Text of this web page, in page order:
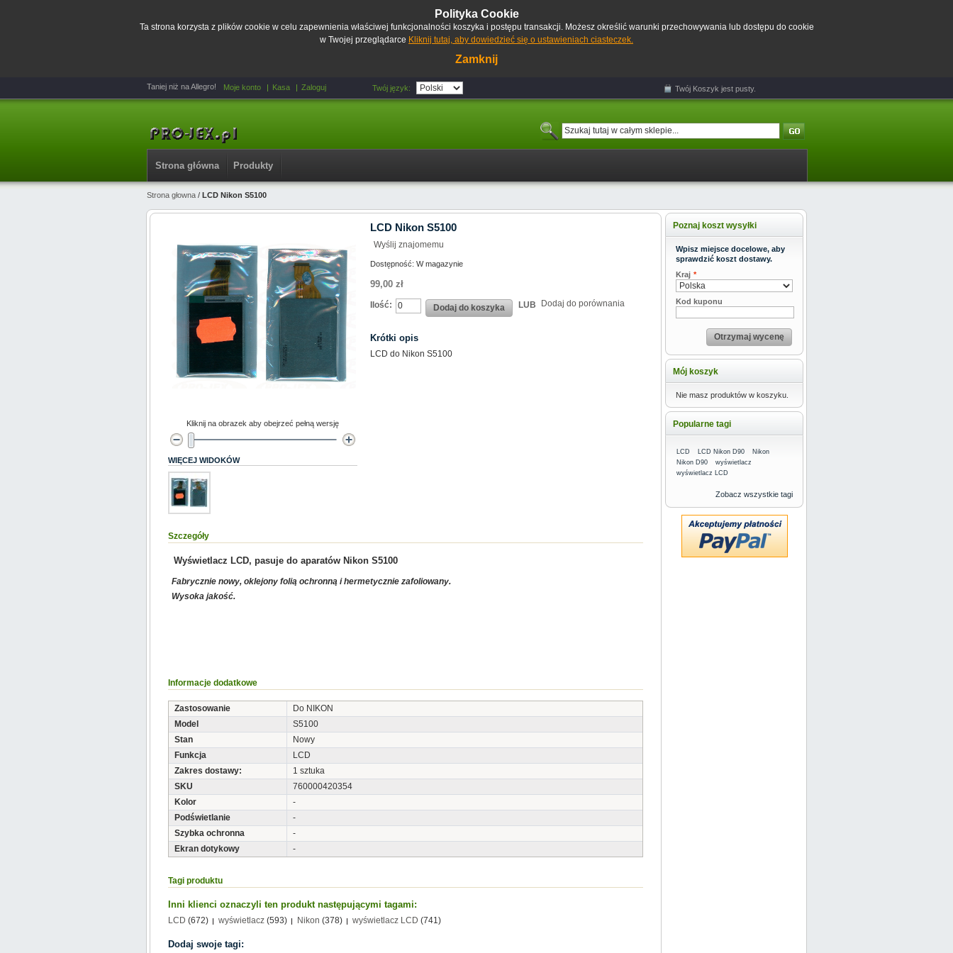
Polityka Cookie
Ta strona korzysta z plików cookie w celu zapewnienia właściwej funkcjonalności koszyka i postępu transakcji. Możesz określić warunki przechowywania lub dostępu do cookie
w Twojej przeglądarce Kliknij tutaj, aby dowiedzieć się o ustawieniach ciasteczek.
Zamknij
Taniej niż na Allegro! Moje konto Kasa Zaloguj Twój Koszyk jest pusty.
Twój język:
Strona główna Produkty
Strona głowna / LCD Nikon S5100
LCD Nikon S5100
Wyślij znajomemu
Dostępność: W magazynie
99,00 zł
Ilość: Dodaj do koszyka LUB Dodaj do porównania
Krótki opis
LCD do Nikon S5100
Kliknij na obrazek aby obejrzeć pełną wersję
WIĘCEJ WIDOKÓW
Szczegóły
Wyświetlacz LCD, pasuje do aparatów Nikon S5100
Fabrycznie nowy, oklejony folią ochronną i hermetycznie zafoliowany.
Wysoka jakość.
Informacje dodatkowe
Zastosowanie
Do NIKON
Model
S5100
Stan
Nowy
Funkcja
LCD
Zakres dostawy:
1 sztuka
SKU
760000420354
Kolor
-
Podświetlanie
-
Szybka ochronna
-
Ekran dotykowy
-
Tagi produktu
Inni klienci oznaczyli ten produkt następującymi tagami:
LCD (672) wyświetlacz (593) Nikon (378) wyświetlacz LCD (741)
Dodaj swoje tagi:
Poznaj koszt wysyłki
Wpisz miejsce docelowe, aby
sprawdzić koszt dostawy.
*
Kraj
Kod kuponu
Otrzymaj wycenę
Mój koszyk
Nie masz produktów w koszyku.
Popularne tagi
LCD LCD Nikon D90
Nikon
Nikon D90
wyświetlacz
wyświetlacz LCD
Zobacz wszystkie tagi